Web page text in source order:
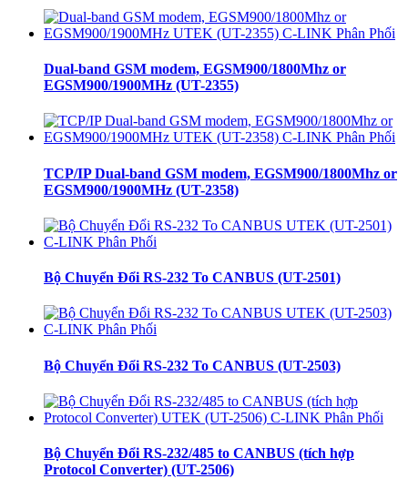
Dual-band GSM modem, EGSM900/1800Mhz or
EGSM900/1900MHz (UT-2355)
TCP/IP Dual-band GSM modem, EGSM900/1800Mhz or
EGSM900/1900MHz (UT-2358)
Bộ Chuyển Đổi RS-232 To CANBUS (UT-2501)
Bộ Chuyển Đổi RS-232 To CANBUS (UT-2503)
Bộ Chuyển Đổi RS-232/485 to CANBUS (tích hợp
Protocol Converter) (UT-2506)